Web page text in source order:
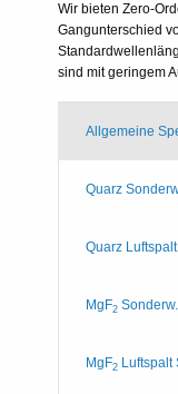
Wir bieten Zero-
Gangunterschied
sind mit geringem
Allgemeine
Quarz
Quarz
MgF2Sonderw.
MgF2Luftspalt